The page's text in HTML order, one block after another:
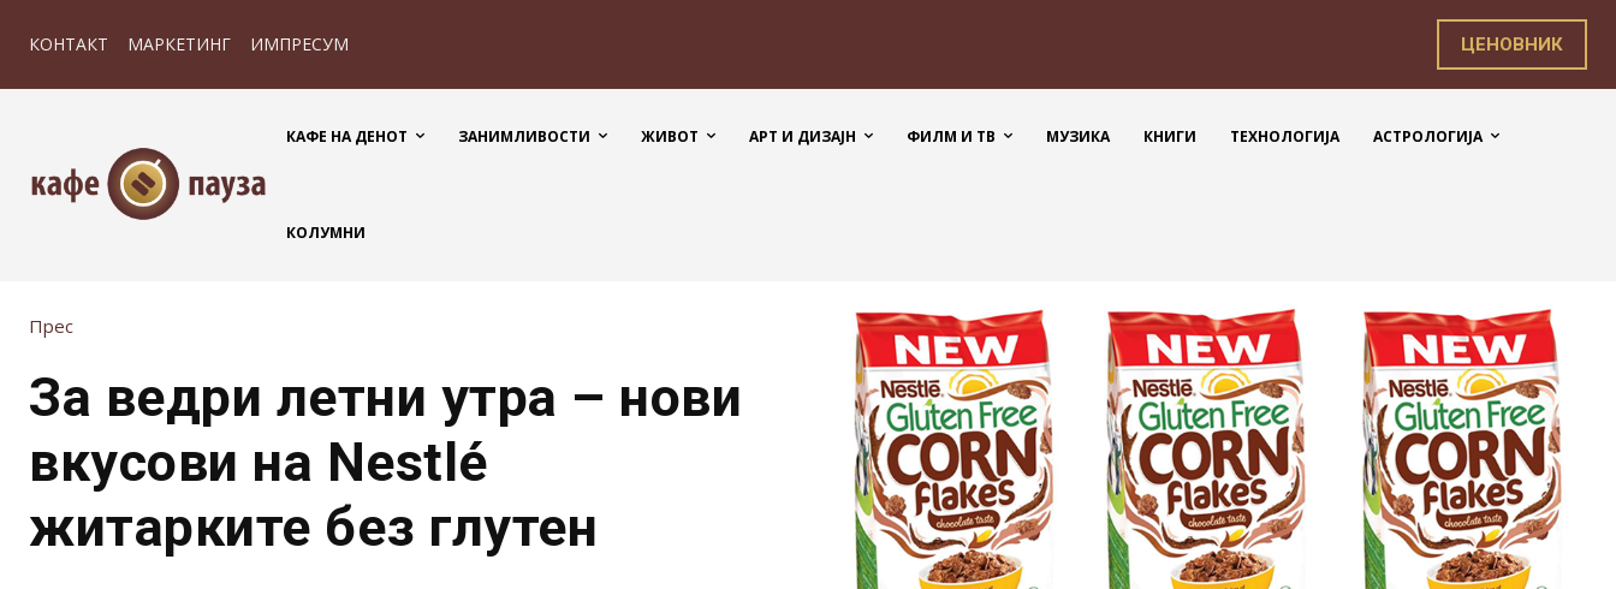
КОНТАКТ МАРКЕТИНГ ИМПРЕСУМ ЦЕНОВНИК
КАФЕ НА ДЕНОТ ЗАНИМЛИВОСТИ ЖИВОТ АРТ И ДИЗАЈН ФИЛМ И ТВ МУЗИКА КНИГИ ТЕХНОЛОГИЈА АСТРОЛОГИЈА
КОЛУМНИ
Прес
За ведри летни утра – нови
вкусови на Nestlé
житарките без глутен